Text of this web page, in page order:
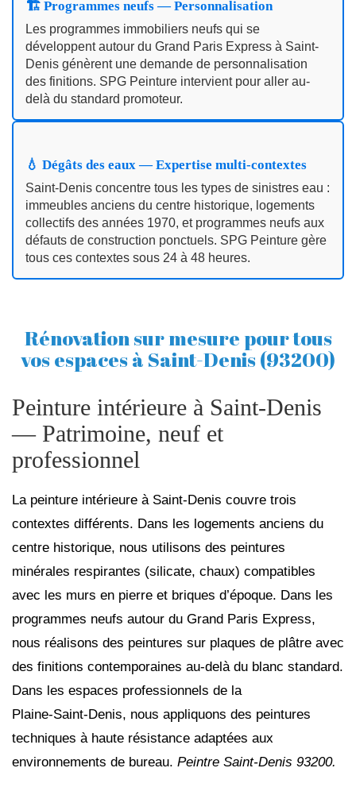
🏗️ Programmes neufs — Personnalisation
Les programmes immobiliers neufs qui se
développent autour du Grand Paris Express à Saint-
Denis génèrent une demande de personnalisation
des finitions. SPG Peinture intervient pour aller au-
delà du standard promoteur.
💧 Dégâts des eaux — Expertise multi-contextes
Saint-Denis concentre tous les types de sinistres eau :
immeubles anciens du centre historique, logements
collectifs des années 1970, et programmes neufs aux
défauts de construction ponctuels. SPG Peinture gère
tous ces contextes sous 24 à 48 heures.
Rénovation sur mesure pour tous
vos espaces à Saint-Denis (93200)
Peinture intérieure à Saint‑Denis
— Patrimoine, neuf et
professionnel
La peinture intérieure à Saint‑Denis couvre trois
contextes différents. Dans les logements anciens du
centre historique, nous utilisons des peintures
minérales respirantes (silicate, chaux) compatibles
avec les murs en pierre et briques d’époque. Dans les
programmes neufs autour du Grand Paris Express,
nous réalisons des peintures sur plaques de plâtre avec
des finitions contemporaines au‑delà du blanc standard.
Dans les espaces professionnels de la
Plaine‑Saint‑Denis, nous appliquons des peintures
techniques à haute résistance adaptées aux
environnements de bureau. Peintre Saint‑Denis 93200.